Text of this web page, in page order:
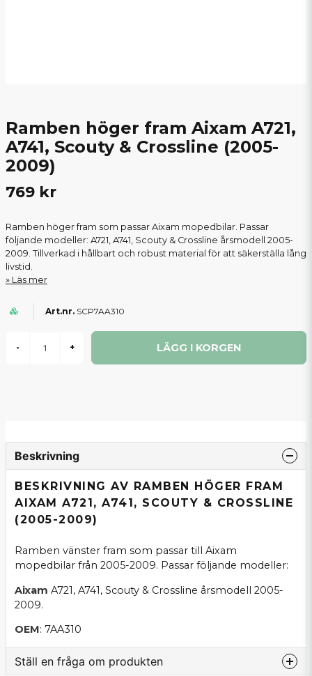
Ramben höger fram Aixam A721,
A741, Scouty & Crossline (2005-
2009)
769 kr
Ramben höger fram som passar Aixam mopedbilar. Passar
följande modeller: A721, A741, Scouty & Crossline årsmodell 2005-
2009. Tillverkad i hållbart och robust material för att säkerställa lång
livstid.
Läs mer
SCP7AA310
- + LÄGG I KORGEN
Beskrivning
BESKRIVNING AV RAMBEN HÖGER FRAM
AIXAM A721, A741, SCOUTY & CROSSLINE
(2005-2009)
Ramben vänster fram som passar till Aixam
mopedbilar från 2005-2009. Passar följande modeller:
Aixam A721, A741, Scouty & Crossline årsmodell 2005-
2009.
OEM: 7AA310
Ställ en fråga om produkten